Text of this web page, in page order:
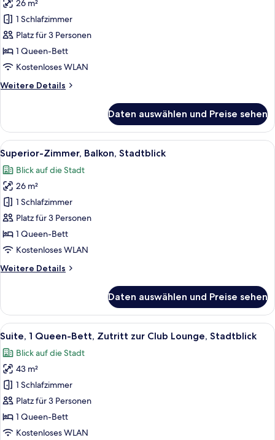
Deluxe-
Doppelzimmer,
Zutritt
zur
Club
Stadtblick
26 m²
1 Schlafzimmer
Platz für 3 Personen
1 Queen-Bett
Kostenloses WLAN
Weitere Details
Weitere
Doppelzimmer,
Zutritt
zur
Club
Lounge,
Stadtblick
Daten auswählen und Preise sehen
Alle
Fotos
für
Superior-
Zimmer,
Balkon,
Stadtblick
anzeigen
Ein Hotelzimmer mit zwei Betten,
6
Superior-Zimmer, Balkon, Stadtblick
Blick auf die Stadt
26 m²
1 Schlafzimmer
Platz für 3 Personen
1 Queen-Bett
Kostenloses WLAN
Weitere Details
Weitere
Zimmer,
Balkon,
Stadtblick
Daten auswählen und Preise sehen
Alle
Fotos
für
Suite,
Queen-
Bett,
Zutritt
Ein modernes Hotelzimmer mit
8
Suite, 1 Queen-Bett, Zutritt zur Club Lounge, Stadtblick
Blick auf die Stadt
43 m²
1 Schlafzimmer
Platz für 3 Personen
1 Queen-Bett
Kostenloses WLAN